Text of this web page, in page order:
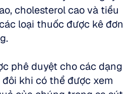
cholesterol cao và tiểu
loại thuốc được kê đơn
phê duyệt cho các dạng
khi có thể được xem